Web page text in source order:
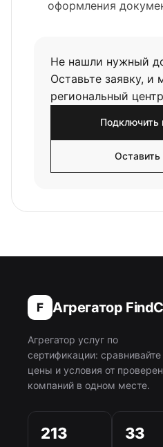
оформления
Не нашли нужный
Оставьте заявку,
региональный
Подключить
Оставить
F Агрегатор
Агрегатор услуг по
сертификации: сравнивайте
цены и условия от
компаний в одном месте.
213 33